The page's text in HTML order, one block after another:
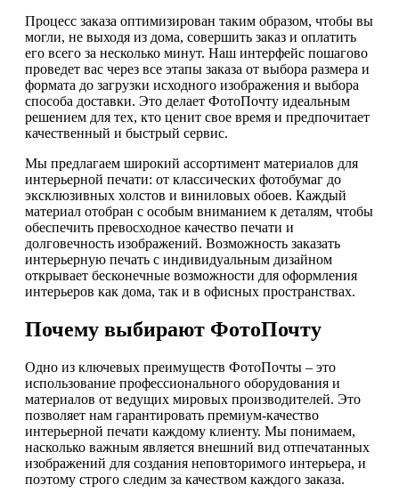
Процесс заказа оптимизирован таким образом, чтобы вы
могли, не выходя из дома, совершить заказ и оплатить
его всего за несколько минут. Наш интерфейс пошагово
проведет вас через все этапы заказа от выбора размера и
формата до загрузки исходного изображения и выбора
способа доставки. Это делает ФотоПочту идеальным
решением для тех, кто ценит свое время и предпочитает
качественный и быстрый сервис.
Мы предлагаем широкий ассортимент материалов для
интерьерной печати: от классических фотобумаг до
эксклюзивных холстов и виниловых обоев. Каждый
материал отобран с особым вниманием к деталям, чтобы
обеспечить превосходное качество печати и
долговечность изображений. Возможность заказать
интерьерную печать с индивидуальным дизайном
открывает бесконечные возможности для оформления
интерьеров как дома, так и в офисных пространствах.
Почему выбирают ФотоПочту
Одно из ключевых преимуществ ФотоПочты – это
использование профессионального оборудования и
материалов от ведущих мировых производителей. Это
позволяет нам гарантировать премиум-качество
интерьерной печати каждому клиенту. Мы понимаем,
насколько важным является внешний вид отпечатанных
изображений для создания неповторимого интерьера, и
поэтому строго следим за качеством каждого заказа.